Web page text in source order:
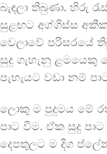
බැඳලා තිබුණා. හිරු
සුළඟට අග්ගිස්ස
වෙලාවේ පරිසරයේ
සුදු ගැහැනු
පැහැයට වඩා නම්
ලොකු ම පුදුමය මේ
පාට වීම. ඒක සුදු
දෙපතුලට ම දිග